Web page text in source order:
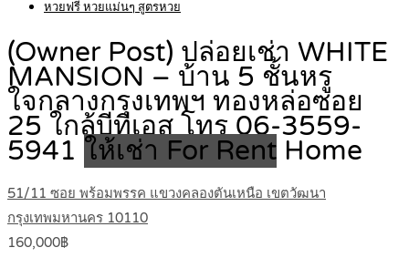
หวยฟรี หวยแม่นๆ สูตรหวย
(Owner Post) ปล่อยเช่า WHITE
MANSION – บ้าน 5 ชั้นหรู
ใจกลางกรุงเทพฯ ทองหล่อซอย
25 ใกล้บีทีเอส โทร 06-3559-
5941 ให้เช่า For Rent Home
51/11 ซอย พร้อมพรรค แขวงคลองตันเหนือ เขตวัฒนา
กรุงเทพมหานคร 10110
160,000฿